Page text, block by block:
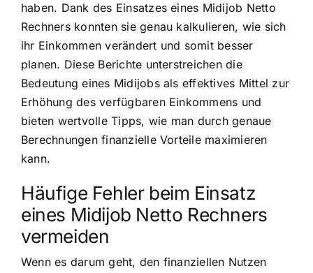
haben. Dank des Einsatzes eines Midijob Netto
Rechners konnten sie genau kalkulieren, wie sich
ihr Einkommen verändert und somit besser
planen. Diese Berichte unterstreichen die
Bedeutung eines Midijobs als effektives Mittel zur
Erhöhung des verfügbaren Einkommens und
bieten wertvolle Tipps, wie man durch genaue
Berechnungen finanzielle Vorteile maximieren
kann.
Häufige Fehler beim Einsatz
eines Midijob Netto Rechners
vermeiden
Wenn es darum geht, den finanziellen Nutzen